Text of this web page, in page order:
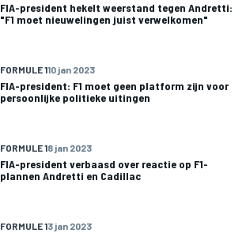
FIA-president hekelt weerstand tegen Andretti:
"F1 moet nieuwelingen juist verwelkomen"
FORMULE 110 jan 2023
FIA-president: F1 moet geen platform zijn voor
persoonlijke politieke uitingen
FORMULE 18 jan 2023
FIA-president verbaasd over reactie op F1-
plannen Andretti en Cadillac
FORMULE 13 jan 2023